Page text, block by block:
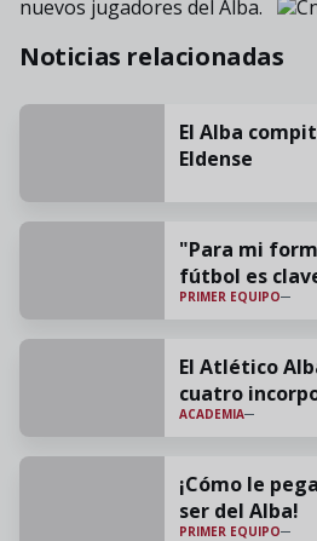
nuevos jugadores del Alba.
Noticias relacionadas
El Alba
Eldense
"Para mi
fútbol es
cariño"
PRIMER EQUIPO
El Atlético
cuatro
ACADEMIA
¡Cómo le
ser del Alba!
PRIMER EQUIPO